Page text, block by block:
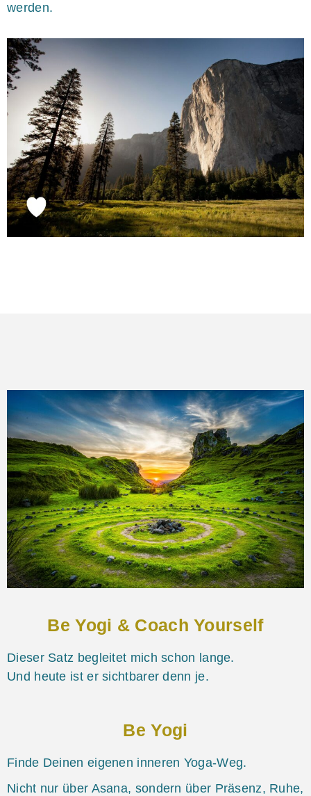
werden.
Be Yogi & Coach Yourself
Dieser Satz begleitet mich schon lange.
Und heute ist er sichtbarer denn je.
Be Yogi
Finde Deinen eigenen inneren Yoga-Weg.
Nicht nur über Asana, sondern über Präsenz, Ruhe,